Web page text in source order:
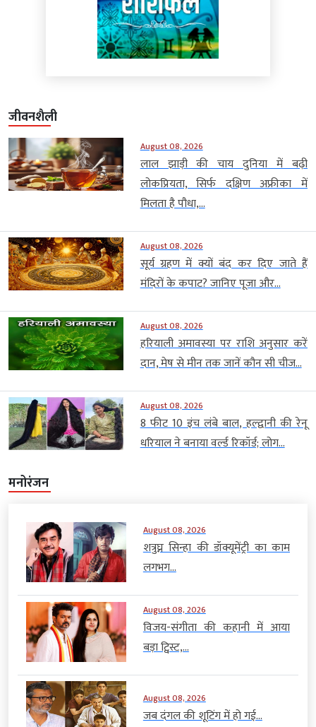
जीवनशैली
August 08, 2026
लाल झाड़ी की चाय दुनिया में बढ़ी
लोकप्रियता, सिर्फ दक्षिण अफ्रीका में
मिलता है पौधा,...
August 08, 2026
सूर्य ग्रहण में क्यों बंद कर दिए जाते हैं
मंदिरों के कपाट? जानिए पूजा और...
August 08, 2026
हरियाली अमावस्या पर राशि अनुसार करें
दान, मेष से मीन तक जानें कौन सी चीज...
August 08, 2026
8 फीट 10 इंच लंबे बाल, हल्द्वानी की रेनू
धरियाल ने बनाया वर्ल्ड रिकॉर्ड; लोग...
मनोरंजन
August 08, 2026
शत्रुघ्न सिन्हा की डॉक्यूमेंट्री का काम
लगभग...
August 08, 2026
विजय-संगीता की कहानी में आया
बड़ा ट्विस्ट,...
August 08, 2026
जब दंगल की शूटिंग में हो गई...